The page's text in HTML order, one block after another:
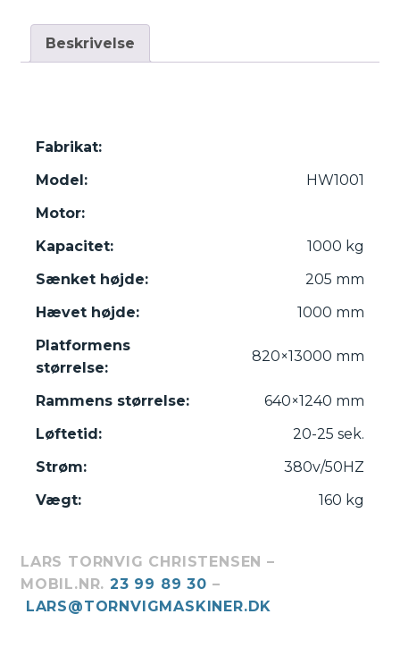
Beskrivelse
Fabrikat:
Model:
HW1001
Motor:
Kapacitet:
1000 kg
Sænket højde:
205 mm
Hævet højde:
1000 mm
Platformens
størrelse:
820×13000 mm
Rammens størrelse:
640×1240 mm
Løftetid:
20-25 sek.
Strøm:
380v/50HZ
Vægt:
160 kg
LARS TORNVIG CHRISTENSEN –
MOBIL.NR.23 99 89 30 –
LARS@TORNVIGMASKINER.DK